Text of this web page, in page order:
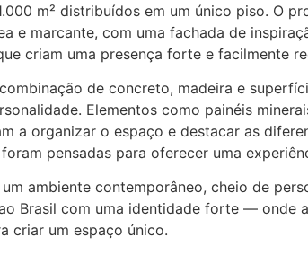
m² distribuídos em um único piso. O
e marcante, com uma fachada de
criam uma presença forte e facilmente
de concreto, madeira e
Elementos como painéis
a organizar o espaço e destacar as
pensadas para oferecer uma
ambiente contemporâneo, cheio de
ao Brasil com uma identidade forte — onde
criar um espaço único.